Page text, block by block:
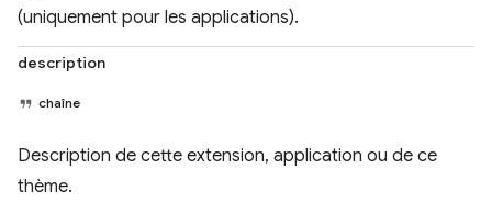
(uniquement pour les applications).
description
chaîne
Description de cette extension, application ou de ce
thème.